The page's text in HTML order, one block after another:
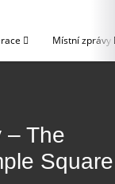
Místní zprávy
– The
Square